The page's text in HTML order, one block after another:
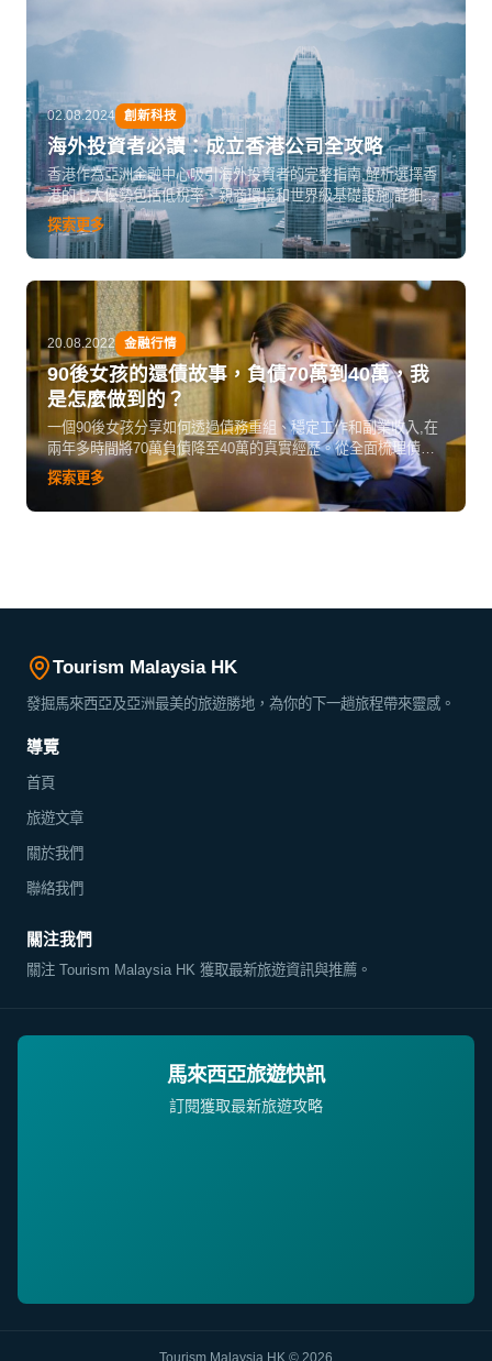
02.08.2024 創新科技
海外投資者必讀：成立香港公司全攻略
香港作為亞洲金融中心吸引海外投資者的完整指南,解析選擇香
港的七大優勢包括低稅率、親商環境和世界級基礎設施,詳細介
紹私人有限公司、公眾有限公司等七種商業形式,並提供公司設
立流程、法律監管要求和政府資金援助計劃的實用資訊。
探索更多
20.08.2022 金融行情
90後女孩的還債故事，負債70萬到40萬，我
是怎麼做到的？
一個90後女孩分享如何透過債務重組、穩定工作和副業收入,在
兩年多時間將70萬負債降至40萬的真實經歷。從全面梳理債
務、優先還清高息貸款,到堅持記賬控制開支,詳細講解還款策略
和心路歷程,為負債同路人提供實用建議和打氣。
探索更多
Tourism Malaysia HK
發掘馬來西亞及亞洲最美的旅遊勝地，為你的下一趟旅程帶來靈感。
導覽
首頁
旅遊文章
關於我們
聯絡我們
關注我們
關注 Tourism Malaysia HK 獲取最新旅遊資訊與推薦。
馬來西亞旅遊快訊
訂閱獲取最新旅遊攻略
Tourism Malaysia HK © 2026